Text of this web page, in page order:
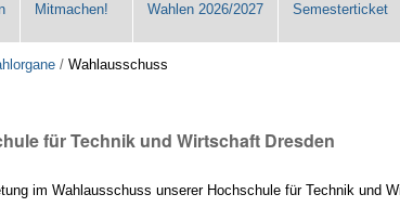
Mitmachen! Wahlen 2026/2027 Semesterticket
/Wahlausschuss
für Technik und Wirtschaft Dresden
im Wahlausschuss unserer Hochschule für Technik und